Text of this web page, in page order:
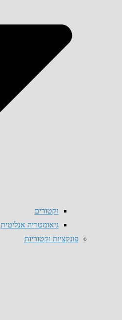
וקטורים
גיאומטריה אנליטית
פונקציות וקטוריות